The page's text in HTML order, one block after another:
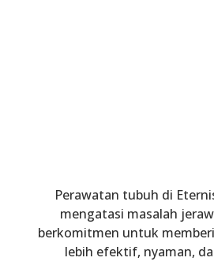
Perawatan tubuh di
mengatasi masalah
berkomitmen untuk
lebih efektif, nyaman,